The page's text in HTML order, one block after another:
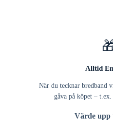
Alltid
När du tecknar bredband
gåva på köpet – t.ex.
Värde upp